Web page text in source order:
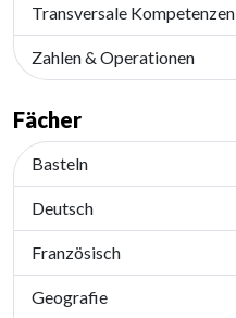
Transversale Kompetenzen
Zahlen & Operationen
Fächer
Basteln
Deutsch
Französisch
Geografie